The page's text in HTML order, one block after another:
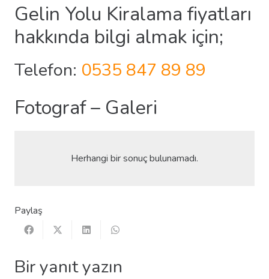
Gelin Yolu Kiralama fiyatları
hakkında bilgi almak için;
Telefon: 0535 847 89 89
Fotograf – Galeri
Herhangi bir sonuç bulunamadı.
Paylaş
Bir yanıt yazın